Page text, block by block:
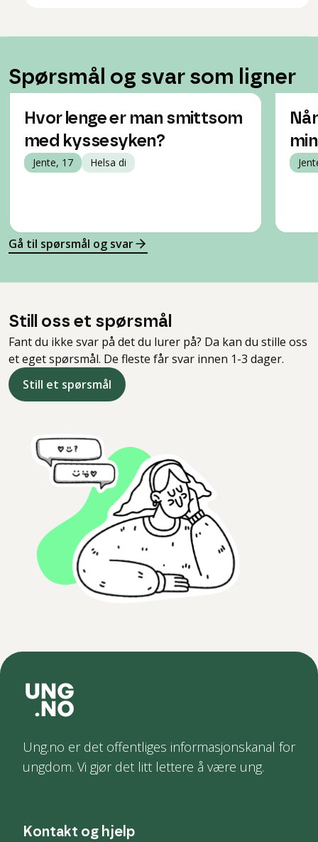
Spørsmål og svar som ligner
Hvor lenge er man smittsom
med kyssesyken?
Jente, 17 Helsa di
Gå til spørsmål og svar
Still oss et spørsmål
Fant du ikke svar på det du lurer på? Da kan du stille oss
et eget spørsmål. De fleste får svar innen 1-3 dager.
Still et spørsmål
Ung.no er det offentliges informasjonskanal for
ungdom. Vi gjør det litt lettere å være ung.
Kontakt og hjelp